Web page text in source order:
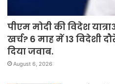
पीएम मोदी की विदेश
खर्च? 6 माह में 13 विदेशी
दिया जवाब.
August 6, 2026